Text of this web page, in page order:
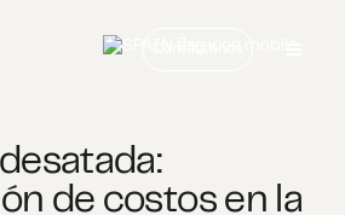
de costos en la